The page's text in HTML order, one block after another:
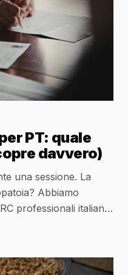
PT: quale
davvero)
una sessione. La
Abbiamo
professionali italiane:
costi reali.